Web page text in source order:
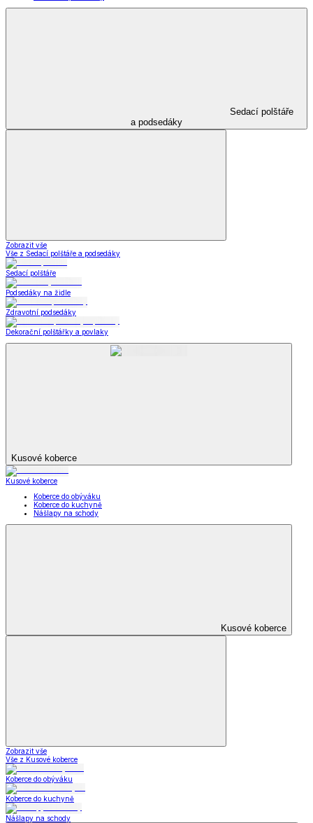
Sedací polštáře
a podsedáky
Zobrazit vše
Vše z Sedací polštáře a podsedáky
Sedací polštáře
Podsedáky na židle
Zdravotní podsedáky
Dekorační polštářky a povlaky
Kusové koberce
Kusové koberce
Koberce do obýváku
Koberce do kuchyně
Nášlapy na schody
Kusové koberce
Zobrazit vše
Vše z Kusové koberce
Koberce do obýváku
Koberce do kuchyně
Nášlapy na schody